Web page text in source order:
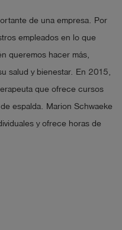
de una empresa. Por
empleados en lo que
queremos hacer más,
salud y bienestar. En 2015,
que ofrece cursos
espalda. Marion Schwaeke
y ofrece horas de